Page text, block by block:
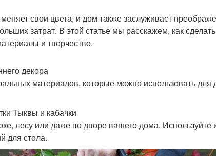
свои цвета, и дом также заслуживает
затрат. В этой статье мы расскажем, как
и творчество.
декора
материалов, которые можно использовать для
Тыквы и кабачки
лесу или даже во дворе вашего дома. Используйте
для стола.